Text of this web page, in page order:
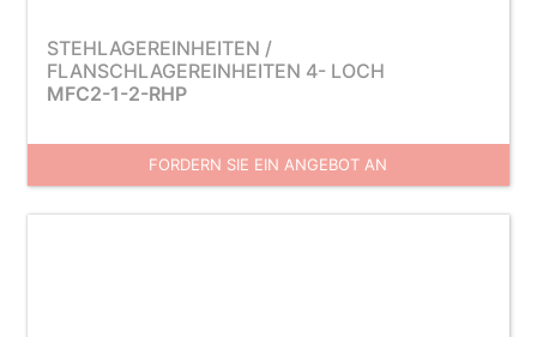
STEHLAGEREINHEITEN /
FLANSCHLAGEREINHEITEN 4- LOCH
MFC2-1-2-RHP
FORDERN SIE EIN ANGEBOT AN